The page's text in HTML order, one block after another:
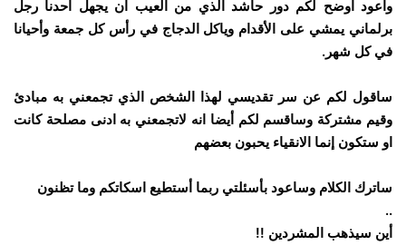
واعود اوضح لكم دور حاشد الذي من العيب ان يجهل احدنا رجل
برلماني يمشي على الأقدام وياكل الدجاج في رأس كل جمعة وأحيانا
في كل شهر.
ساقول لكم عن سر تقديسي لهذا الشخص الذي تجمعني به مبادئ
وقيم مشتركة وساقسم لكم أيضا انه لاتجمعني به ادنى مصلحة كانت
او ستكون إنما الانقياء يحبون بعضهم
ساترك الكلام وساعود بأسئلتي ربما أستطيع اسكاتكم وما تظنون
..
أين سيذهب المشردين !!